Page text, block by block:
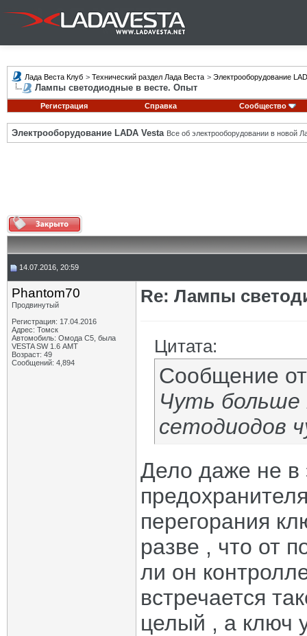
Лада Веста Клуб > Технический раздел Лада Веста > Электрооборудование
Лампы светодиодные в весте. Опыт
Регистрация Справка Сообщество
Электрооборудование LADA Vesta Все об электрооборудовании в новой
14.07.2016, 20:59
Phantom70
Продвинутый
Регистрация: 17.04.2016
Адрес: Томск
Автомобиль: Омода С5, была
VESTA SW 1.6 АМТ
Возраст: 49
Сообщений: 4,894
Re: Лампы
Цитата:
Сообщение
Чуть больше
сетодиодов
Дело даже не в
перегорания
разве , что от
ли он
встречается
целый , а ключ